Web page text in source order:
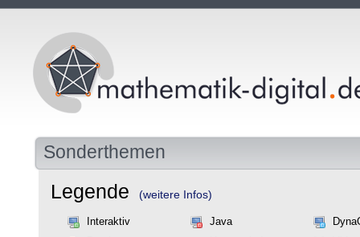
Sonderthemen
Legende (weitere Infos)
Interaktiv Java